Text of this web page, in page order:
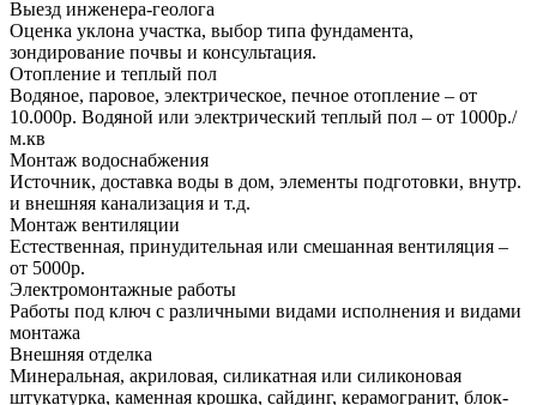
Выезд инженера-геолога
Оценка уклона участка, выбор типа фундамента,
зондирование почвы и консультация.
Отопление и теплый пол
Водяное, паровое, электрическое, печное отопление – от
10.000р. Водяной или электрический теплый пол – от 1000р./
м.кв
Монтаж водоснабжения
Источник, доставка воды в дом, элементы подготовки, внутр.
и внешняя канализация и т.д.
Монтаж вентиляции
Естественная, принудительная или смешанная вентиляция –
от 5000р.
Электромонтажные работы
Работы под ключ с различными видами исполнения и видами
монтажа
Внешняя отделка
Минеральная, акриловая, силикатная или силиконовая
штукатурка, каменная крошка, сайдинг, керамогранит, блок-